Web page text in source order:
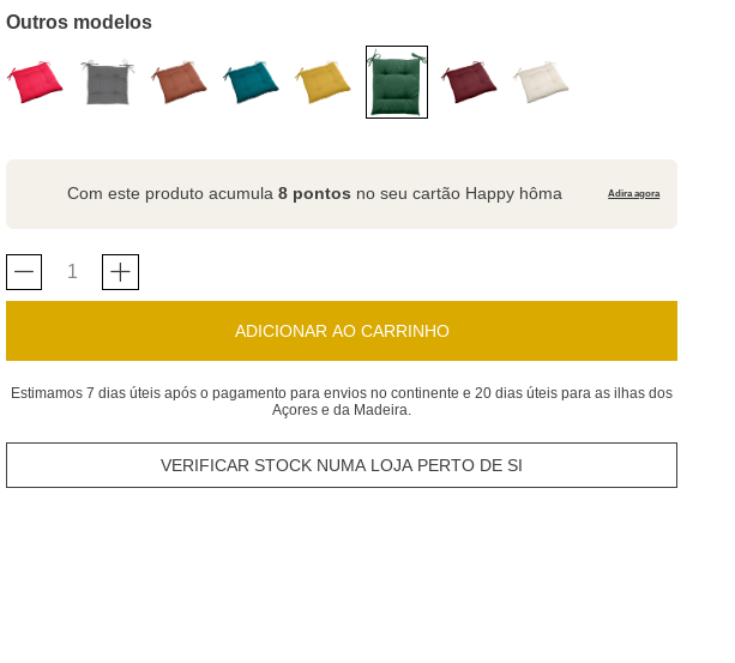
Outros modelos
Com este produto acumula8 pontos no seu cartão Happy hôma Adira agora
ADICIONAR AO CARRINHO
Estimamos 7 dias úteis após o pagamento para envios no continente e 20 dias úteis para as ilhas dos
Açores e da Madeira.
VERIFICAR STOCK NUMA LOJA PERTO DE SI